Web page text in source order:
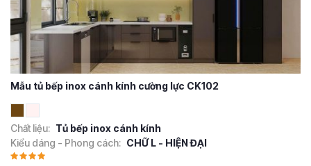
Mẫu tủ bếp inox cánh kính cường lực CK102
Chất liệu: Tủ bếp inox cánh kính
Kiểu dáng - Phong cách: CHỮ L - HIỆN ĐẠI